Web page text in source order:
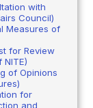
with
Council)
Measures of
for Review
of Opinions
for
and